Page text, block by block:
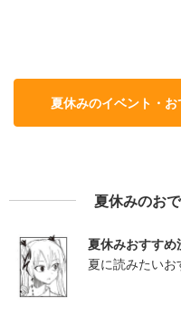
夏休みのイベント・
夏休みのお
夏休みおすすめ
夏に読みたいお